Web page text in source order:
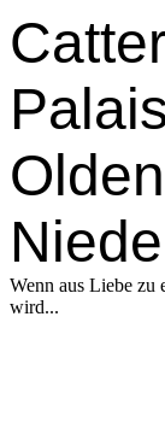
Wenn aus Liebe zu
wird...